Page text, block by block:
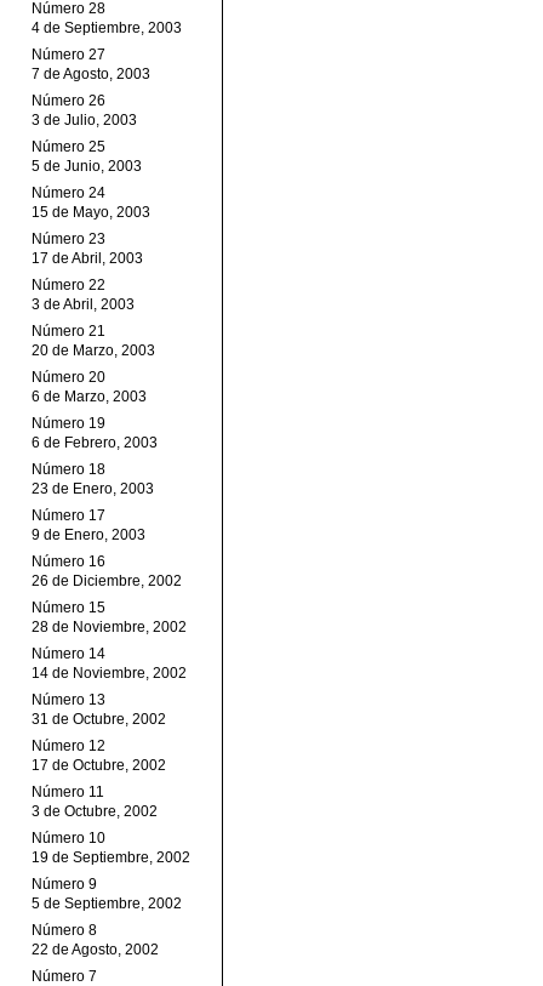
Número 28
4 de Septiembre, 2003
Número 27
7 de Agosto, 2003
Número 26
3 de Julio, 2003
Número 25
5 de Junio, 2003
Número 24
15 de Mayo, 2003
Número 23
17 de Abril, 2003
Número 22
3 de Abril, 2003
Número 21
20 de Marzo, 2003
Número 20
6 de Marzo, 2003
Número 19
6 de Febrero, 2003
Número 18
23 de Enero, 2003
Número 17
9 de Enero, 2003
Número 16
26 de Diciembre, 2002
Número 15
28 de Noviembre, 2002
Número 14
14 de Noviembre, 2002
Número 13
31 de Octubre, 2002
Número 12
17 de Octubre, 2002
Número 11
3 de Octubre, 2002
Número 10
19 de Septiembre, 2002
Número 9
5 de Septiembre, 2002
Número 8
22 de Agosto, 2002
Número 7